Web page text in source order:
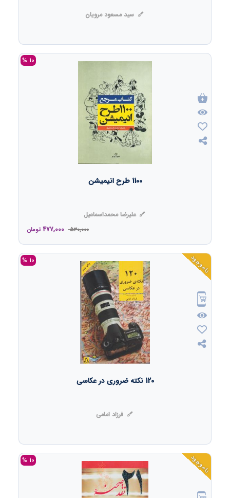
سید مسعود مرویان
10 %
1100 طرح انیمیشن
علیرضا محمداسماعیل
530,000
477,000 تومان
ناموجود 10 %
120 نکته ضروری در عکاسی
فرزاد امامی
ناموجود 10 %